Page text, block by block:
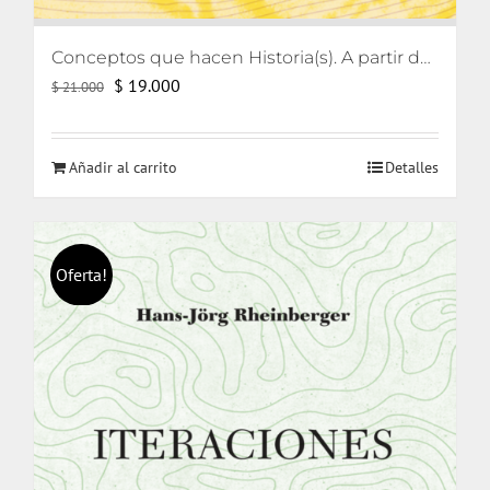
Conceptos que hacen Historia(s). A partir de Reinhart Koselleck
$21.000 El
original
era:
$ 19.000
actual
Añadir al carrito Detalles
Oferta!